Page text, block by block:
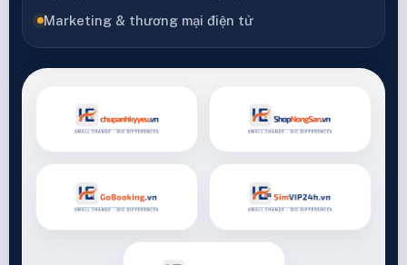
Marketing & thương mại điện tử